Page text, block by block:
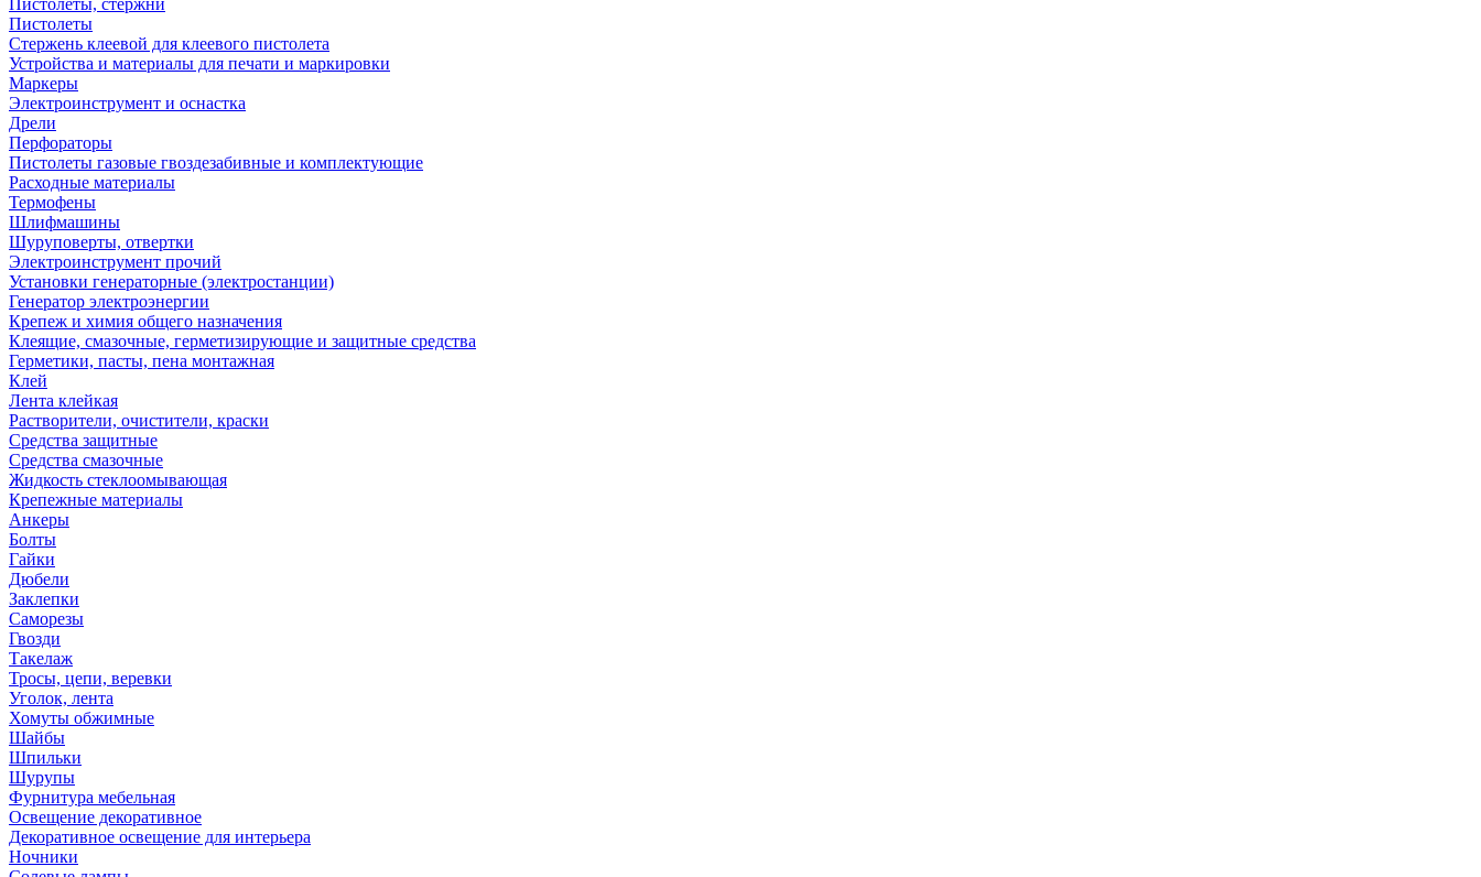
Пистолеты, стержни
Пистолеты
Стержень клеевой для клеевого пистолета
Устройства и материалы для печати и маркировки
Маркеры
Электроинструмент и оснастка
Дрели
Перфораторы
Пистолеты газовые гвоздезабивные и комплектующие
Расходные материалы
Термофены
Шлифмашины
Шуруповерты, отвертки
Электроинструмент прочий
Установки генераторные (электростанции)
Генератор электроэнергии
Крепеж и химия общего назначения
Клеящие, смазочные, герметизирующие и защитные средства
Герметики, пасты, пена монтажная
Клей
Лента клейкая
Растворители, очистители, краски
Средства защитные
Средства смазочные
Жидкость стеклоомывающая
Крепежные материалы
Анкеры
Болты
Гайки
Дюбели
Заклепки
Саморезы
Гвозди
Такелаж
Тросы, цепи, веревки
Уголок, лента
Хомуты обжимные
Шайбы
Шпильки
Шурупы
Фурнитура мебельная
Освещение декоративное
Декоративное освещение для интерьера
Ночники